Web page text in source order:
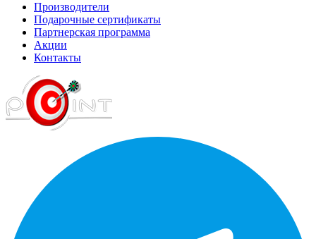
Производители
Подарочные сертификаты
Партнерская программа
Акции
Контакты